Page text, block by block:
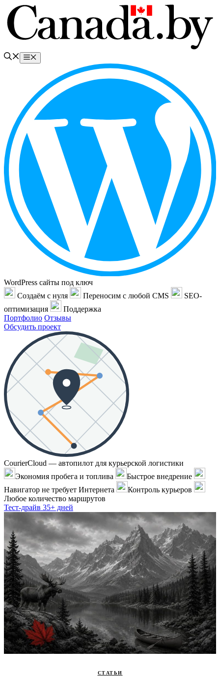
Перейти
содержимому
Меню
WordPress сайты под ключ
Создаём с нуля
Переносим с любой CMS
SEO-
оптимизация
Поддержка
Портфолио Отзывы
Обсудить проект
CourierCloud — автопилот для курьерской логистики
Экономия пробега и топлива
Быстрое внедрение
Навигатор не требует Интернета
Контроль курьеров
Любое количество маршрутов
Тест-драйв 35+ дней
СТАТЬИ